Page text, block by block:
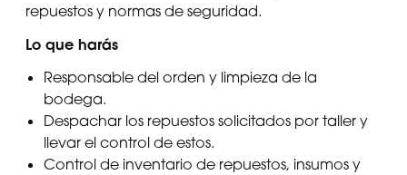
repuestos y normas de seguridad.
Lo que harás
Responsable del orden y limpieza de la
bodega.
Despachar los repuestos solicitados por taller y
llevar el control de estos.
Control de inventario de repuestos, insumos y